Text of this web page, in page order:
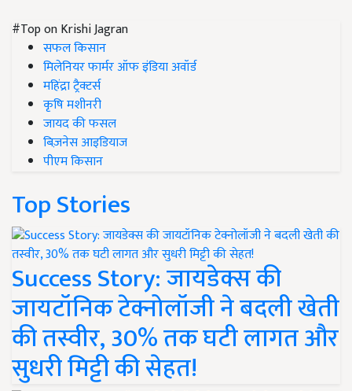
#Top on Krishi Jagran
सफल किसान
मिलेनियर फार्मर ऑफ इंडिया अवॉर्ड
महिंद्रा ट्रैक्टर्स
कृषि मशीनरी
जायद की फसल
बिज़नेस आइडियाज
पीएम किसान
Top Stories
Success Story: जायडेक्स की
जायटॉनिक टेक्नोलॉजी ने बदली खेती
की तस्वीर, 30% तक घटी लागत और
सुधरी मिट्टी की सेहत!